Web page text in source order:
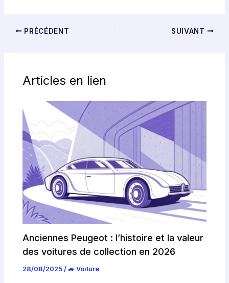
PRÉCÉDENT SUIVANT
Articles en lien
Anciennes Peugeot : l’histoire et la valeur
des voitures de collection en 2026
28/08/2025/🚙 Voiture